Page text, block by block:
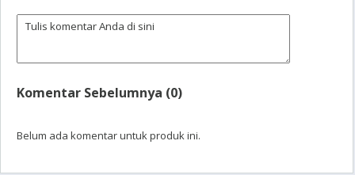
Komentar Sebelumnya (0)
Belum ada komentar untuk produk ini.